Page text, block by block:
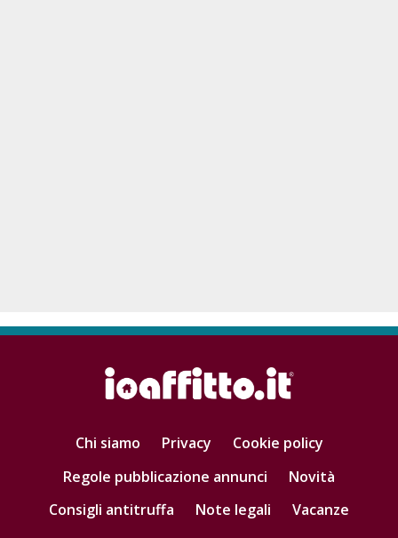
Chi siamo Privacy
Cookie policy
Regole pubblicazione annunci
Novità
Consigli antitruffa
Note legali
Vacanze